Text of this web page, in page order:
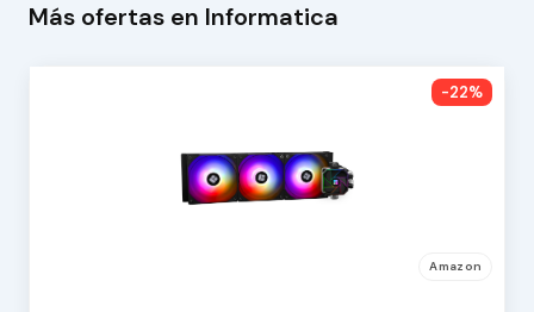
Más ofertas en Informatica
-22%
Amazon